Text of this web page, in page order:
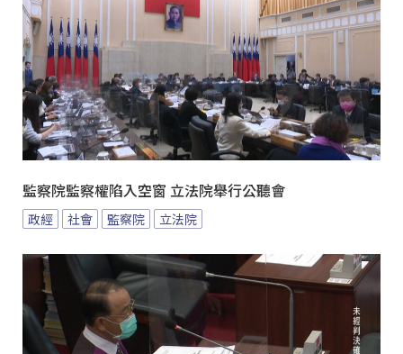
監察院監察權陷入空窗 立法院舉行公聽會
政經 社會 監察院 立法院